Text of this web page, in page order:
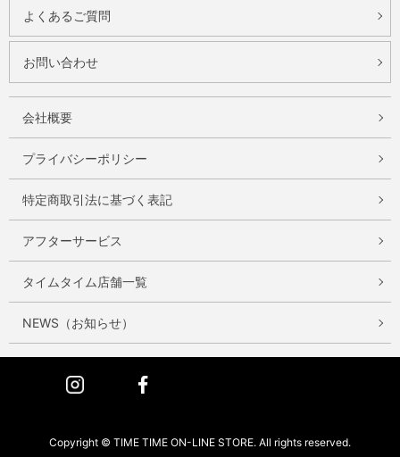
よくあるご質問
お問い合わせ
会社概要
プライバシーポリシー
特定商取引法に基づく表記
アフターサービス
タイムタイム店舗一覧
NEWS（お知らせ）
Instagram
Copyright © TIME TIME ON-LINE STORE. All rights reserved.